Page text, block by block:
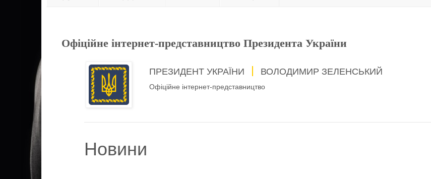
Офіційне інтернет-представництво Президента України
ПРЕЗИДЕНТ УКРАЇНИ ВОЛОДИМИР ЗЕЛЕНСЬКИЙ
Офіційне інтернет-представництво
Новини